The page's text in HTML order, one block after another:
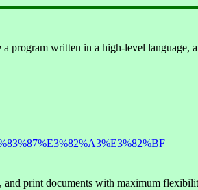
program written in a high-level language,
print documents with maximum